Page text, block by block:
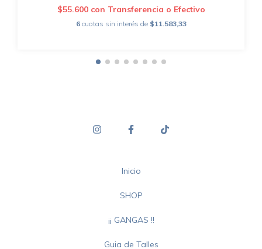
$55.600 con Transferencia o Efectivo
6 cuotas sin interés de $11.583,33
Inicio
SHOP
¡¡ GANGAS !!
Guia de Talles